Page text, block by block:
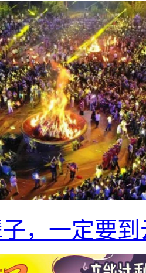
，一定要